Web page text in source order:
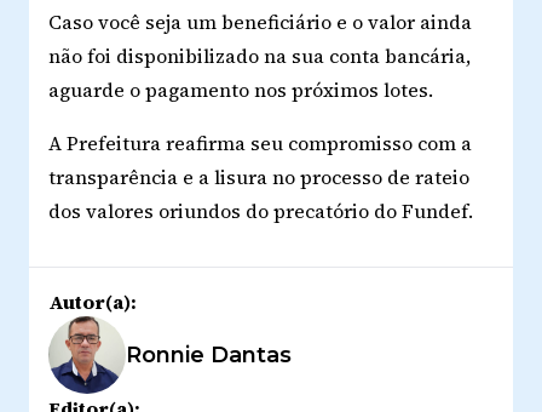
Caso você seja um beneficiário e o valor ainda
não foi disponibilizado na sua conta bancária,
aguarde o pagamento nos próximos lotes.
A Prefeitura reafirma seu compromisso com a
transparência e a lisura no processo de rateio
dos valores oriundos do precatório do Fundef.
Autor(a):
Ronnie Dantas